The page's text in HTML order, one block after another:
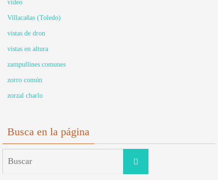
video
Villacañas (Toledo)
vistas de dron
vistas en altura
zampullines comunes
zorro común
zorzal charlo
Busca en la página
Buscar